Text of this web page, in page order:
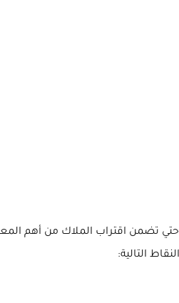
حتي تضمن اقتراب الملاك من أهم
التالية: